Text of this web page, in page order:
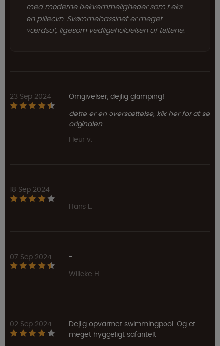
med moderne bekvemmeligheder som f.eks.
en pilleovn. Svømmebassinet er meget
værdsat, ligesom vedligeholdelsen af teltene.
23 Sep 2024
Omgivelser, dejlig glamping!
dette er en oversættelse, klik her for at se
originalen
Fleur v.
18 Sep 2024
-
Hans L.
07 Sep 2024
-
Willeke H.
02 Sep 2024
Dejlig opvarmet swimmingpool. Og et
meget hyggeligt safaritelt